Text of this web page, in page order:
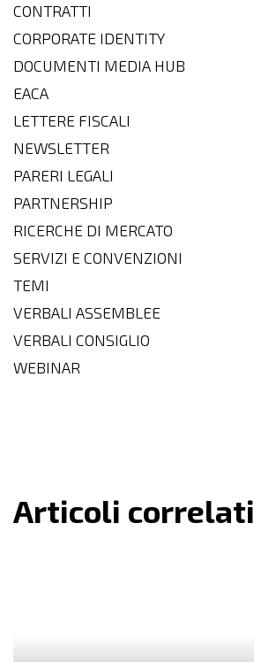
CONTRATTI
CORPORATE IDENTITY
DOCUMENTI MEDIA HUB
EACA
LETTERE FISCALI
NEWSLETTER
PARERI LEGALI
PARTNERSHIP
RICERCHE DI MERCATO
SERVIZI E CONVENZIONI
TEMI
VERBALI ASSEMBLEE
VERBALI CONSIGLIO
WEBINAR
Articoli correlati